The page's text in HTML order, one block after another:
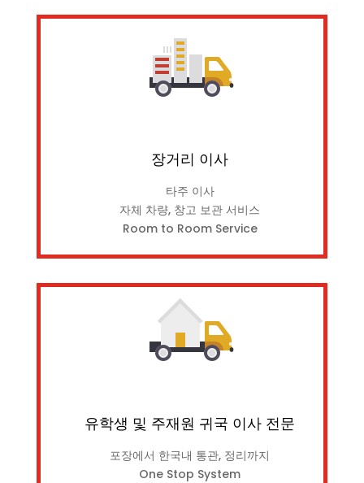
장거리 이사
타주 이사
자체 차량, 창고 보관 서비스
Room to Room Service
유학생 및 주재원 귀국 이사 전문
포장에서 한국내 통관, 정리까지
One Stop System